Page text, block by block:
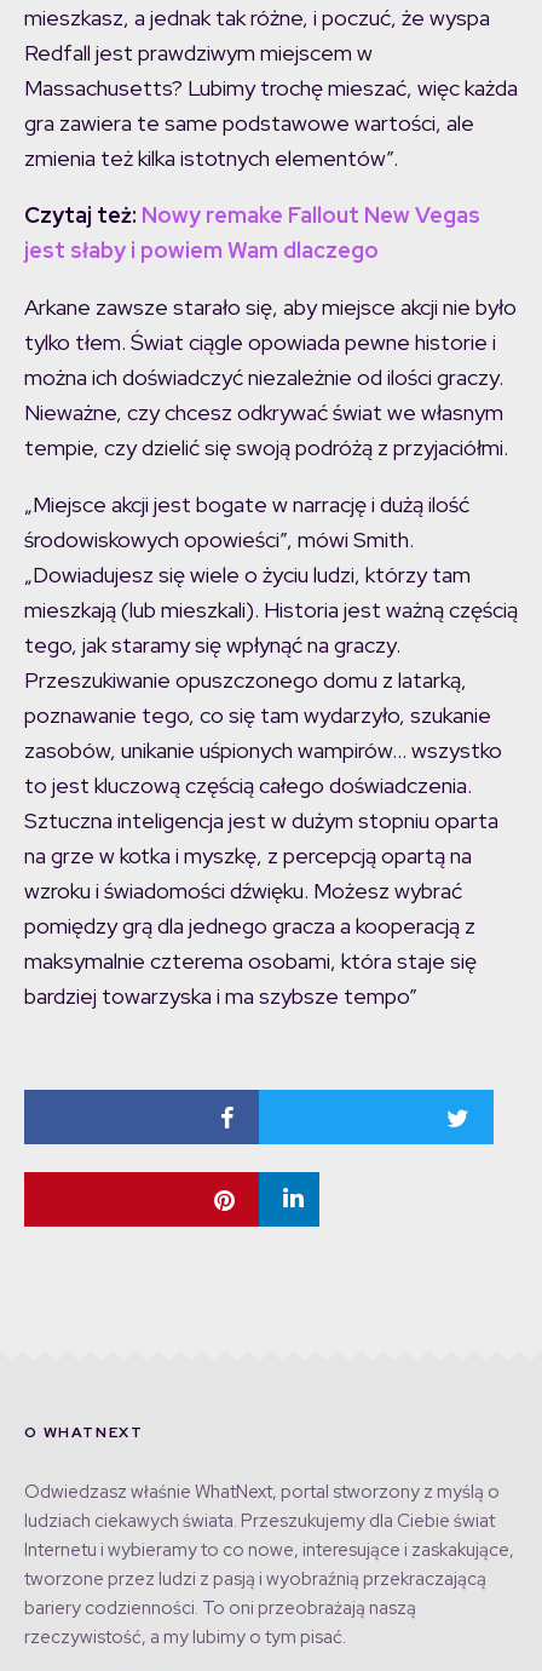
mieszkasz, a jednak tak różne, i poczuć, że wyspa
Redfall jest prawdziwym miejscem w
Massachusetts? Lubimy trochę mieszać, więc każda
gra zawiera te same podstawowe wartości, ale
zmienia też kilka istotnych elementów”.
Czytaj też: Nowy remake Fallout New Vegas
jest słaby i powiem Wam dlaczego
Arkane zawsze starało się, aby miejsce akcji nie było
tylko tłem. Świat ciągle opowiada pewne historie i
można ich doświadczyć niezależnie od ilości graczy.
Nieważne, czy chcesz odkrywać świat we własnym
tempie, czy dzielić się swoją podróżą z przyjaciółmi.
„Miejsce akcji jest bogate w narrację i dużą ilość
środowiskowych opowieści”, mówi Smith.
„Dowiadujesz się wiele o życiu ludzi, którzy tam
mieszkają (lub mieszkali). Historia jest ważną częścią
tego, jak staramy się wpłynąć na graczy.
Przeszukiwanie opuszczonego domu z latarką,
poznawanie tego, co się tam wydarzyło, szukanie
zasobów, unikanie uśpionych wampirów… wszystko
to jest kluczową częścią całego doświadczenia.
Sztuczna inteligencja jest w dużym stopniu oparta
na grze w kotka i myszkę, z percepcją opartą na
wzroku i świadomości dźwięku. Możesz wybrać
pomiędzy grą dla jednego gracza a kooperacją z
maksymalnie czterema osobami, która staje się
bardziej towarzyska i ma szybsze tempo”
O WHATNEXT
Odwiedzasz właśnie WhatNext, portal stworzony z myślą o
ludziach ciekawych świata. Przeszukujemy dla Ciebie świat
Internetu i wybieramy to co nowe, interesujące i zaskakujące,
tworzone przez ludzi z pasją i wyobraźnią przekraczającą
bariery codzienności. To oni przeobrażają naszą
rzeczywistość, a my lubimy o tym pisać.